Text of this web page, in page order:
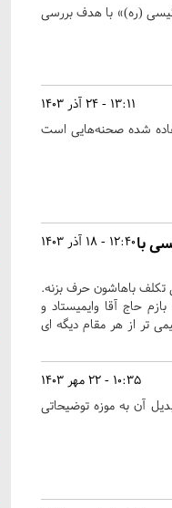
(ره)» با هدف بررسی
13:11 - 24 آذر 1403
که استفاده شده صحنه‌هایی است
12:40 - 18 آذر 1403با
باهاشون حرف بزنه.
حاج آقا وایمیستاد و
تر از هر مقام دیگه ای
10:35 - 22 مهر 1403
آن به موزه توضیحاتی